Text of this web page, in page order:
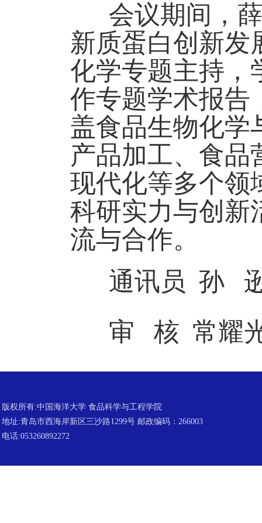
会议期间，薛
新质蛋白创新发
化学专题主持，
作专题学术报告
盖食品生物化学
产品加工、食品
现代化等多个领
科研实力与创新
流与合作。
通讯员 孙
审 核 常耀
版权所有:中国海洋大学 食品科学与工程学院
地址:青岛市西海岸新区三沙路1299号 邮政编码：266003
电话:053260892272